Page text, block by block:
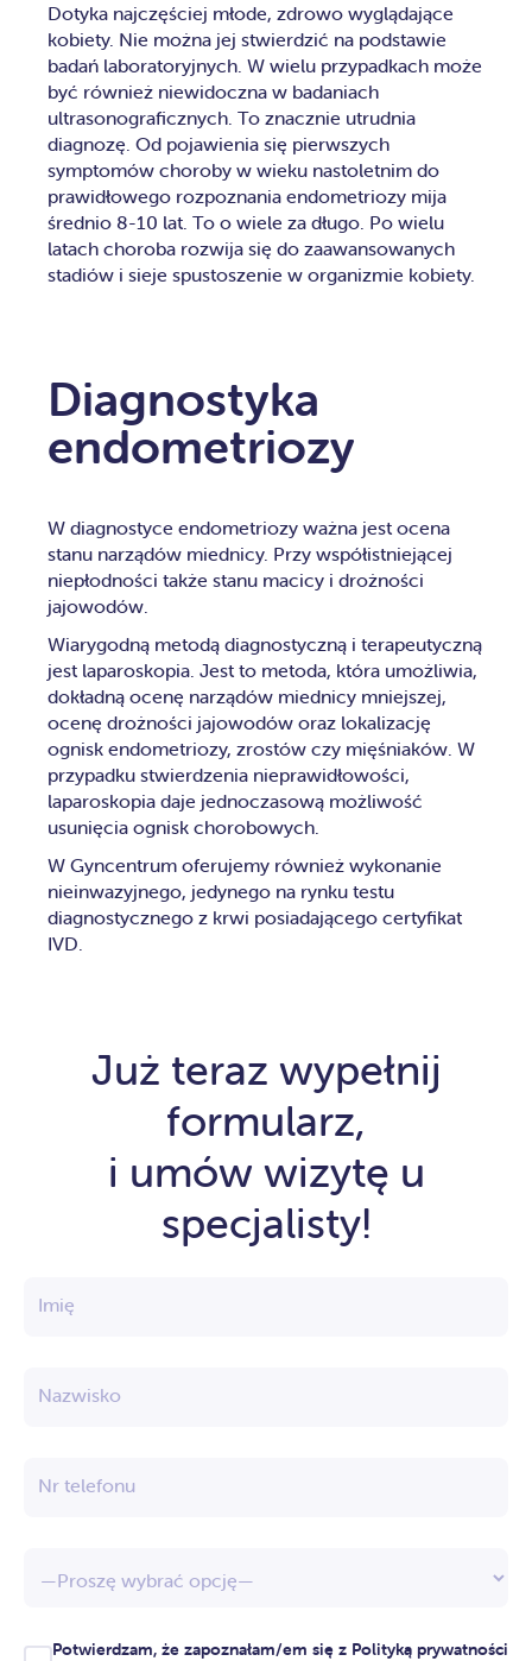
Dotyka najczęściej młode, zdrowo wyglądające
kobiety. Nie można jej stwierdzić na podstawie
badań laboratoryjnych. W wielu przypadkach może
być również niewidoczna w badaniach
ultrasonograficznych. To znacznie utrudnia
diagnozę. Od pojawienia się pierwszych
symptomów choroby w wieku nastoletnim do
prawidłowego rozpoznania endometriozy mija
średnio 8-10 lat. To o wiele za długo. Po wielu
latach choroba rozwija się do zaawan­so­wa­nych
stadiów i sieje spustoszenie w organizmie kobiety.
Diagnostyka
endometriozy
W diagnostyce endometriozy ważna jest ocena
stanu narządów miednicy. Przy współistniejącej
niepłodności także stanu macicy i drożności
jajowodów.
Wiarygodną metodą diagnostyczną i terapeutyczną
jest laparoskopia. Jest to metoda, która umożliwia,
dokładną ocenę narządów miednicy mniejszej,
ocenę drożności jajowodów oraz lokalizację
ognisk endometriozy, zrostów czy mięśniaków. W
przypadku stwierdzenia nieprawidłowości,
laparoskopia daje jednoczasową możliwość
usunięcia ognisk chorobowych.
W Gyncentrum oferujemy również wykonanie
nieinwazyjnego, jedynego na rynku testu
diagnostycznego z krwi posiadającego certyfikat
IVD.
Już teraz wypełnij
formularz,
i umów wizytę u
specjalisty!
Imię
Nazwisko
Nr telefonu
Potwierdzam, że zapoznałam/em się z Polityką prywatności